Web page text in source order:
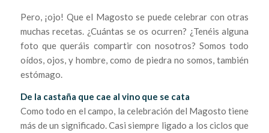
Pero, ¡ojo! Que el Magosto se puede celebrar con otras
muchas recetas. ¿Cuántas se os ocurren? ¿Tenéis alguna
foto que queráis compartir con nosotros? Somos todo
oídos, ojos, y hombre, como de piedra no somos, también
estómago.
De la castaña que cae al vino que se cata
Como todo en el campo, la celebración del Magosto tiene
más de un significado. Casi siempre ligado a los ciclos que